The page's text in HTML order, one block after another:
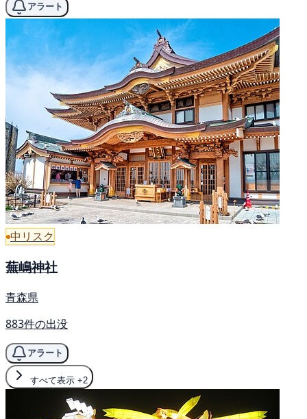
アラート
中リスク
蕪嶋神社
青森県
883件の出没
アラート
すべて表示 +2